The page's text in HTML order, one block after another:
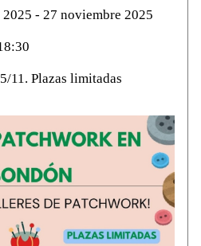
- 27 noviembre 2025
11. Plazas limitadas